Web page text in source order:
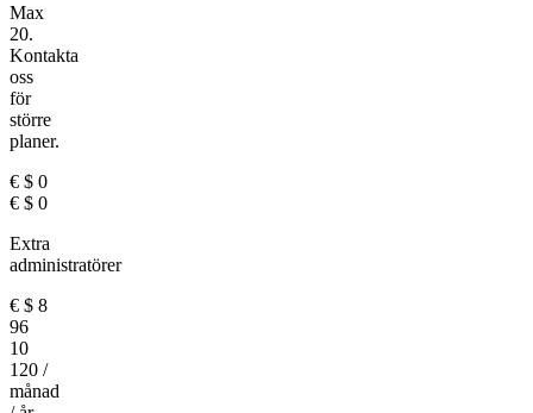
Max
20.
Kontakta
oss
för
större
planer.
€ $ 0
€ $ 0
Extra
administratörer
€ $ 8
96
10
120 /
månad